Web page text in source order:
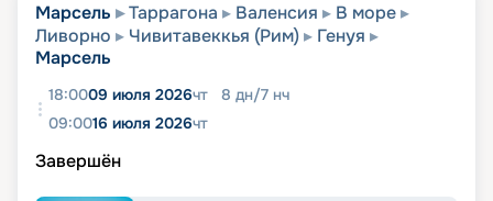
Марсель Таррагона Валенсия
В море
Ливорно
Чивитавеккья (Рим)
Генуя
Марсель
18:0009 июля 2026чт 8 дн/7 нч
09:0016 июля 2026чт
Завершён